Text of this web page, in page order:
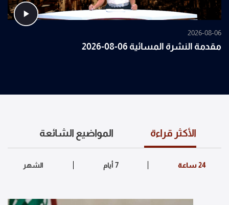
2026-08-06
مقدمة النشرة المسائية 06-08-2026
الأكثر قراءة المواضيع الشائعة